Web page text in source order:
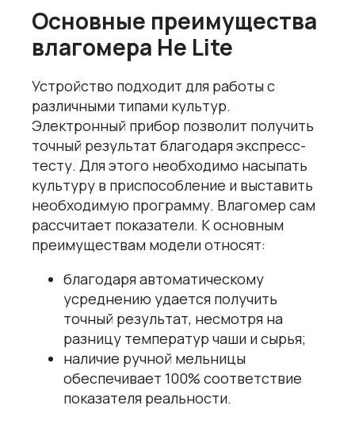
Основные преимущества
влагомера He Lite
Устройство подходит для работы с
различными типами культур.
Электронный прибор позволит получить
точный результат благодаря экспресс-
тесту. Для этого необходимо насыпать
культуру в приспособление и выставить
необходимую программу. Влагомер сам
рассчитает показатели. К основным
преимуществам модели относят:
благодаря автоматическому
усреднению удается получить
точный результат, несмотря на
разницу температур чаши и сырья;
наличие ручной мельницы
обеспечивает 100% соответствие
показателя реальности.